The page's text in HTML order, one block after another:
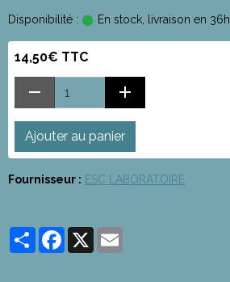
Disponibilité : En stock, livraison en 36h
14,50€ TTC
Ajouter au panier
Fournisseur : ESC LABORATOIRE
PartagerFacebook